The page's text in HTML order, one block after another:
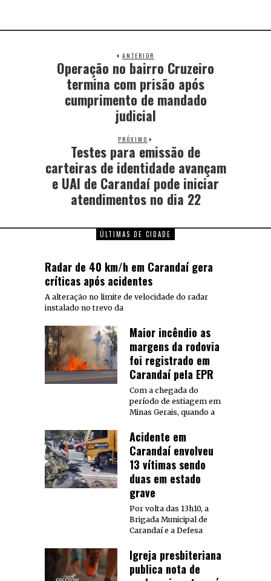
ANTERIOR
Operação no bairro Cruzeiro
termina com prisão após
cumprimento de mandado
judicial
PRÓXIMO
Testes para emissão de
carteiras de identidade avançam
e UAI de Carandaí pode iniciar
atendimentos no dia 22
ÚLTIMAS DE CIDADE
Radar de 40 km/h em Carandaí gera
críticas após acidentes
A alteração no limite de velocidade do radar
instalado no trevo da
Maior incêndio as
margens da rodovia
foi registrado em
Carandaí pela EPR
Com a chegada do
período de estiagem em
Minas Gerais, quando a
Acidente em
Carandaí envolveu
13 vítimas sendo
duas em estado
grave
Por volta das 13h10, a
Brigada Municipal de
Carandaí e a Defesa
Igreja presbiteriana
publica nota de